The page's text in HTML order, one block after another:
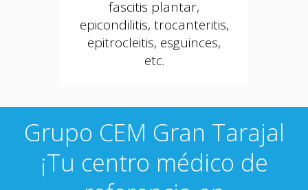
fascitis plantar,
epicondilitis, trocanteritis,
epitrocleitis, esguinces,
etc.
Grupo CEM Gran Tarajal
¡Tu centro médico de